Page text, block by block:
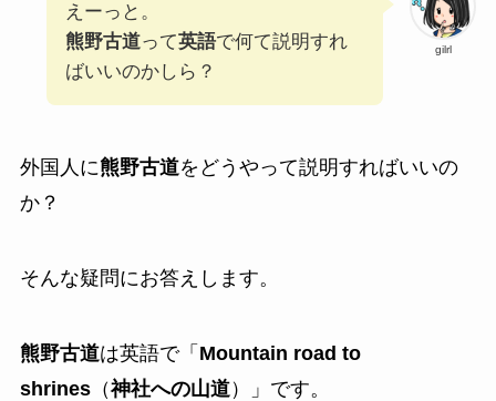
gilrl
えーっと。
熊野古道って英語で何て説明すれ
ばいいのかしら？
外国人に熊野古道をどうやって説明すればいいの
か？
そんな疑問にお答えします。
熊野古道は英語で「 Mountain road to
shrines（神社への山道）」です。